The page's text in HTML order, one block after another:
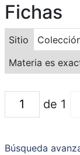
CONTENIDO
TODOS LOS
CATEGORIAS
OBRAS
MATERIAS
PALABRAS
MULTIMEDIA
GALERÍA
Fichas
Sitio
Materia es
de 1
Búsqueda